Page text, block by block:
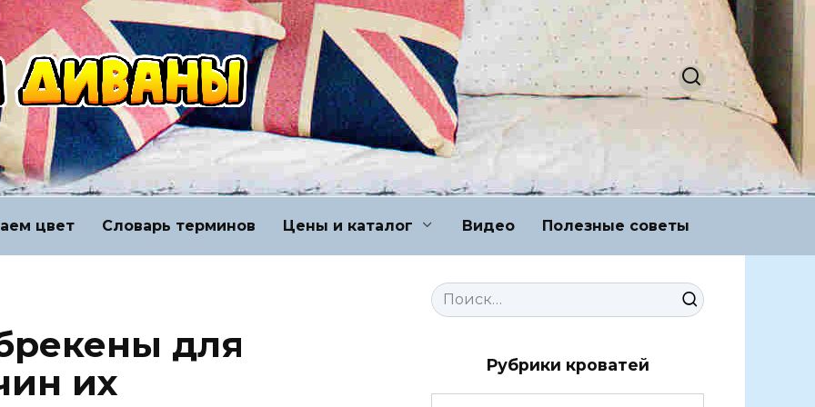
цвет Словарь терминов Цены и каталог Видео Полезные советы
для
их
Search
for:
Рубрики кроватей